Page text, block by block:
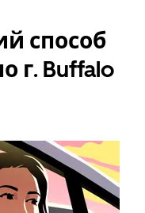
способ
г. Buffalo